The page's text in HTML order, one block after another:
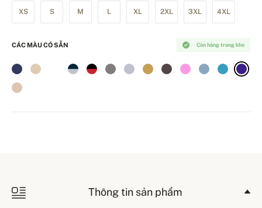
XS S M L XL 2XL 3XL 4XL
Còn hàng trong kho
CÁC MÀU CÓ SẴN
Thông tin sản phẩm